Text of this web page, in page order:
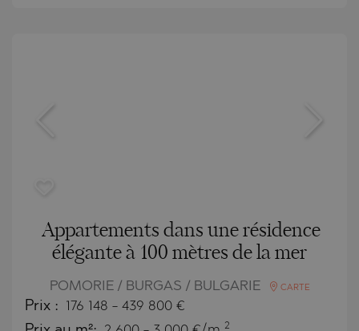
Appartements dans une résidence
élégante à 100 mètres de la mer
POMORIE / BURGAS / BULGARIE CARTE
Prix : 176 148 - 439 800 €
2